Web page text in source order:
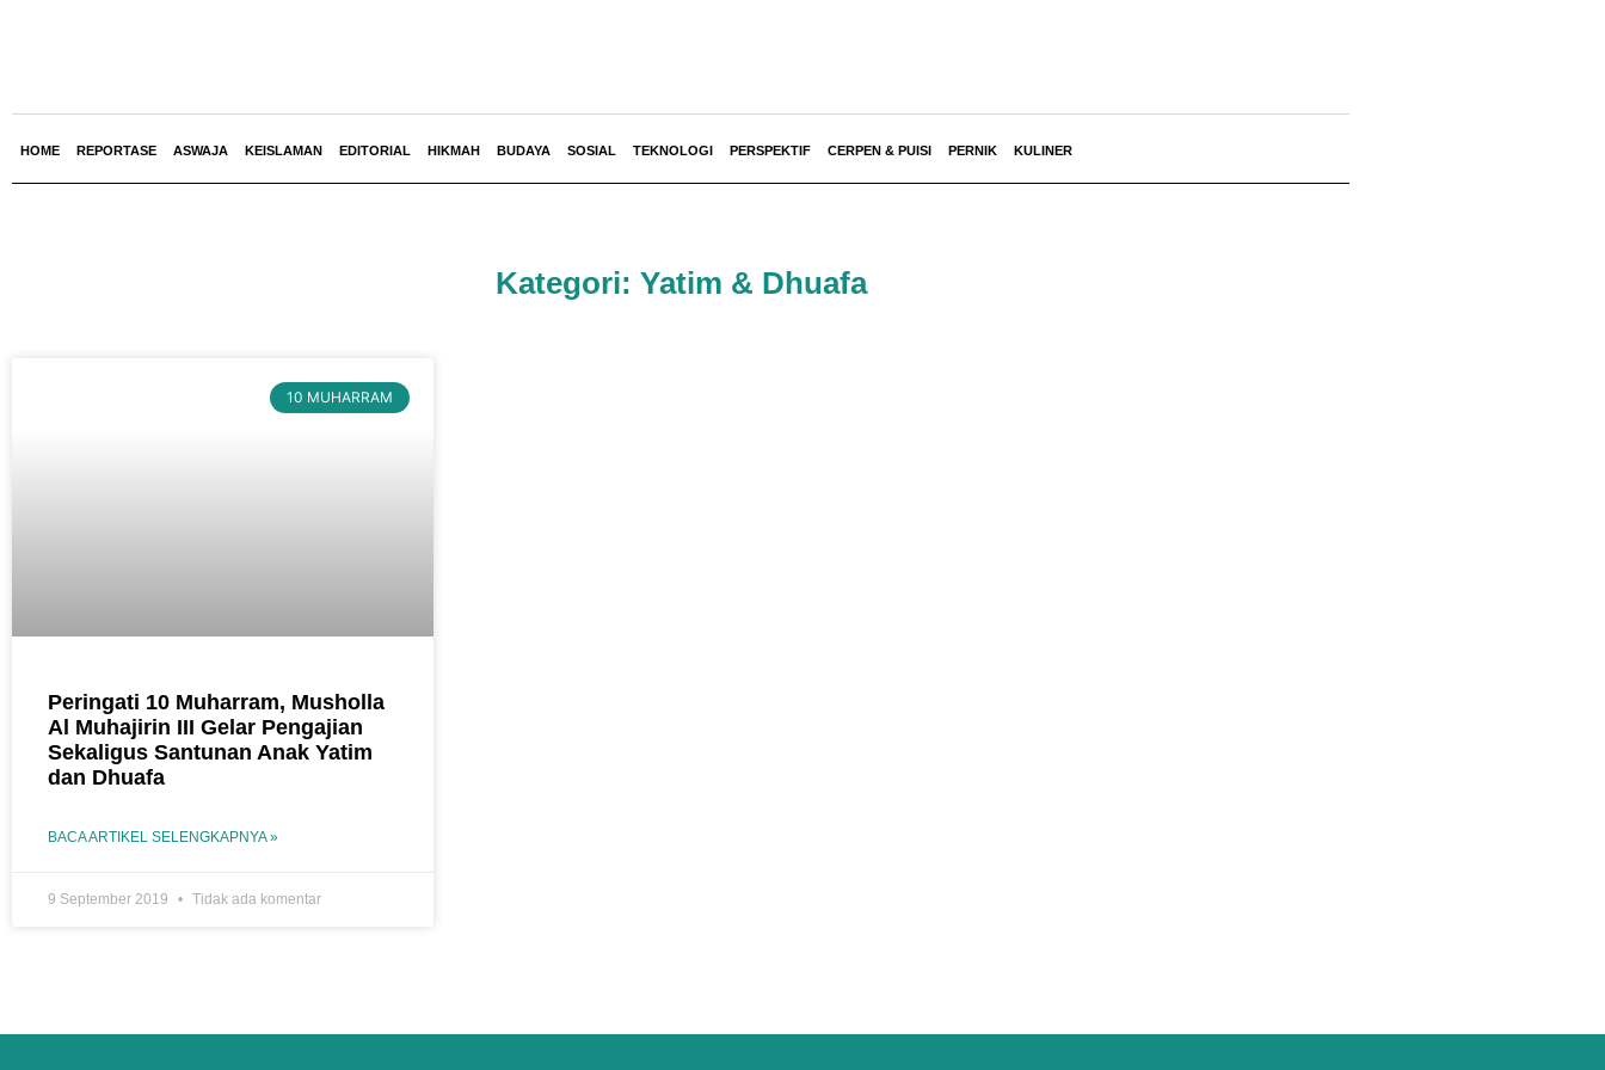
HOME REPORTASE ASWAJA KEISLAMAN EDITORIAL HIKMAH BUDAYA SOSIAL TEKNOLOGI PERSPEKTIF CERPEN & PUISI PERNIK KULINER
Kategori: Yatim & Dhuafa
10 MUHARRAM
Peringati 10 Muharram, Musholla
Al Muhajirin III Gelar Pengajian
Sekaligus Santunan Anak Yatim
dan Dhuafa
BACA ARTIKEL SELENGKAPNYA »
9 September 2019 Tidak ada komentar